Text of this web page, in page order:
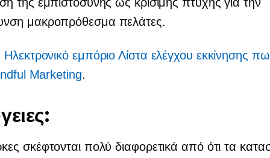
μακροπρόθεσμα πελάτες.
Ηλεκτρονικό εμπόριο Λίστα ελέγχου εκκίνησης
Marketing.
σκέφτονται πολύ διαφορετικά από ότι τα